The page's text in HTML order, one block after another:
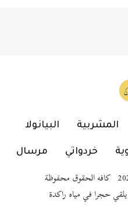
المشربية البيانولا
خردواتي مرسال
حجرا في مياه راكدة